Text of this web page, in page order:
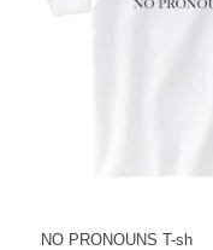
NO PRONOUNS T-sh